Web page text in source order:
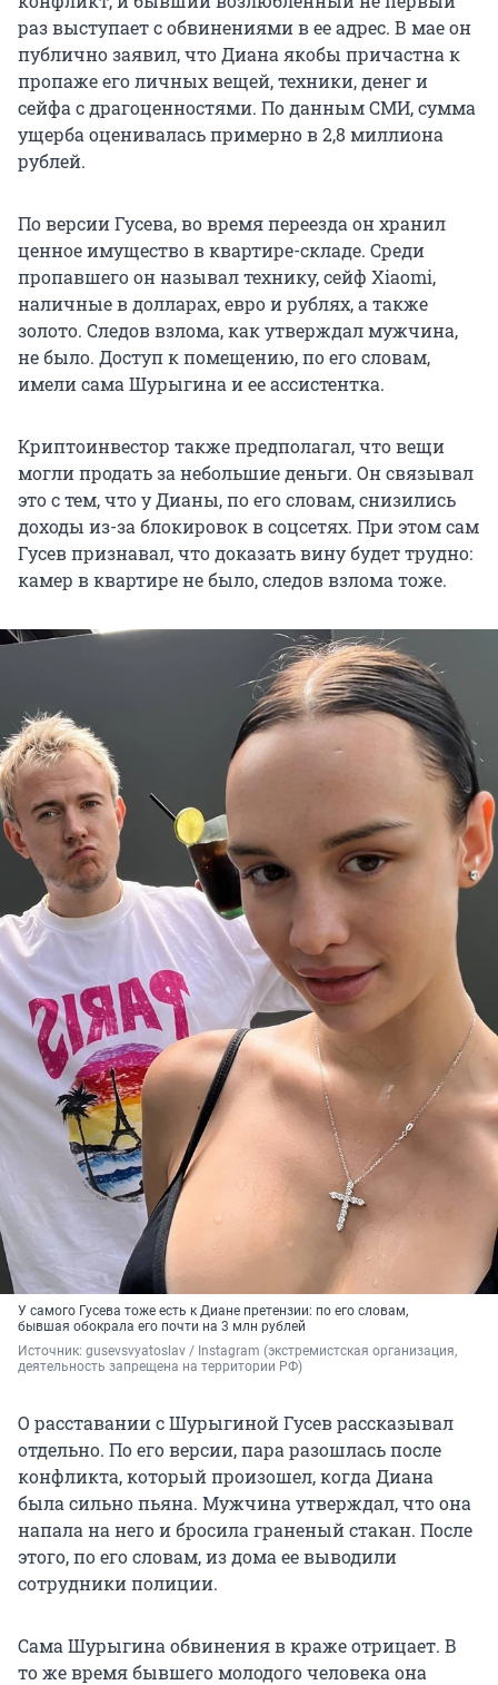
раз выступает с обвинениями в ее адрес. В мае он
публично заявил, что Диана якобы причастна к
пропаже его личных вещей, техники, денег и
сейфа с драгоценностями. По данным СМИ, сумма
ущерба оценивалась примерно в 2,8 миллиона
рублей.
По версии Гусева, во время переезда он хранил
ценное имущество в квартире-складе. Среди
пропавшего он называл технику, сейф Xiaomi,
наличные в долларах, евро и рублях, а также
золото. Следов взлома, как утверждал мужчина,
не было. Доступ к помещению, по его словам,
имели сама Шурыгина и ее ассистентка.
Криптоинвестор также предполагал, что вещи
могли продать за небольшие деньги. Он связывал
это с тем, что у Дианы, по его словам, снизились
доходы из-за блокировок в соцсетях. При этом сам
Гусев признавал, что доказать вину будет трудно:
камер в квартире не было, следов взлома тоже.
У самого Гусева тоже есть к Диане претензии: по его словам,
бывшая обокрала его почти на 3 млн рублей
Источник: gusevsvyatoslav / Instagram (экстремистская организация,
деятельность запрещена на территории РФ)
О расставании с Шурыгиной Гусев рассказывал
отдельно. По его версии, пара разошлась после
конфликта, который произошел, когда Диана
была сильно пьяна. Мужчина утверждал, что она
напала на него и бросила граненый стакан. После
этого, по его словам, из дома ее выводили
сотрудники полиции.
Сама Шурыгина обвинения в краже отрицает. В
то же время бывшего молодого человека она